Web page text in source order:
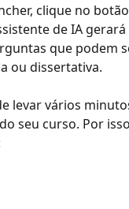
clique no
de IA gerará
que podem
ou dissertativa.
levar vários
seu curso. Por